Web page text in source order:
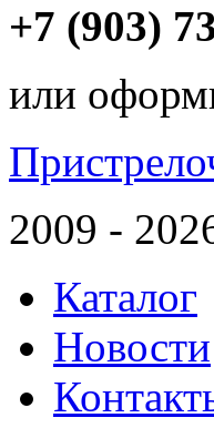
+7 (903)
или
2009 -
Каталог
Новости